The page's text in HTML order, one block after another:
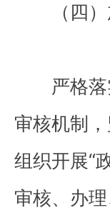
（四
严格
审核机制
组织开展“
审核、办